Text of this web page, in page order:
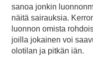
sanoa jonkin
näitä sairauksia.
luonnon omista
joilla jokainen voi
olotilan ja pitkän iän.